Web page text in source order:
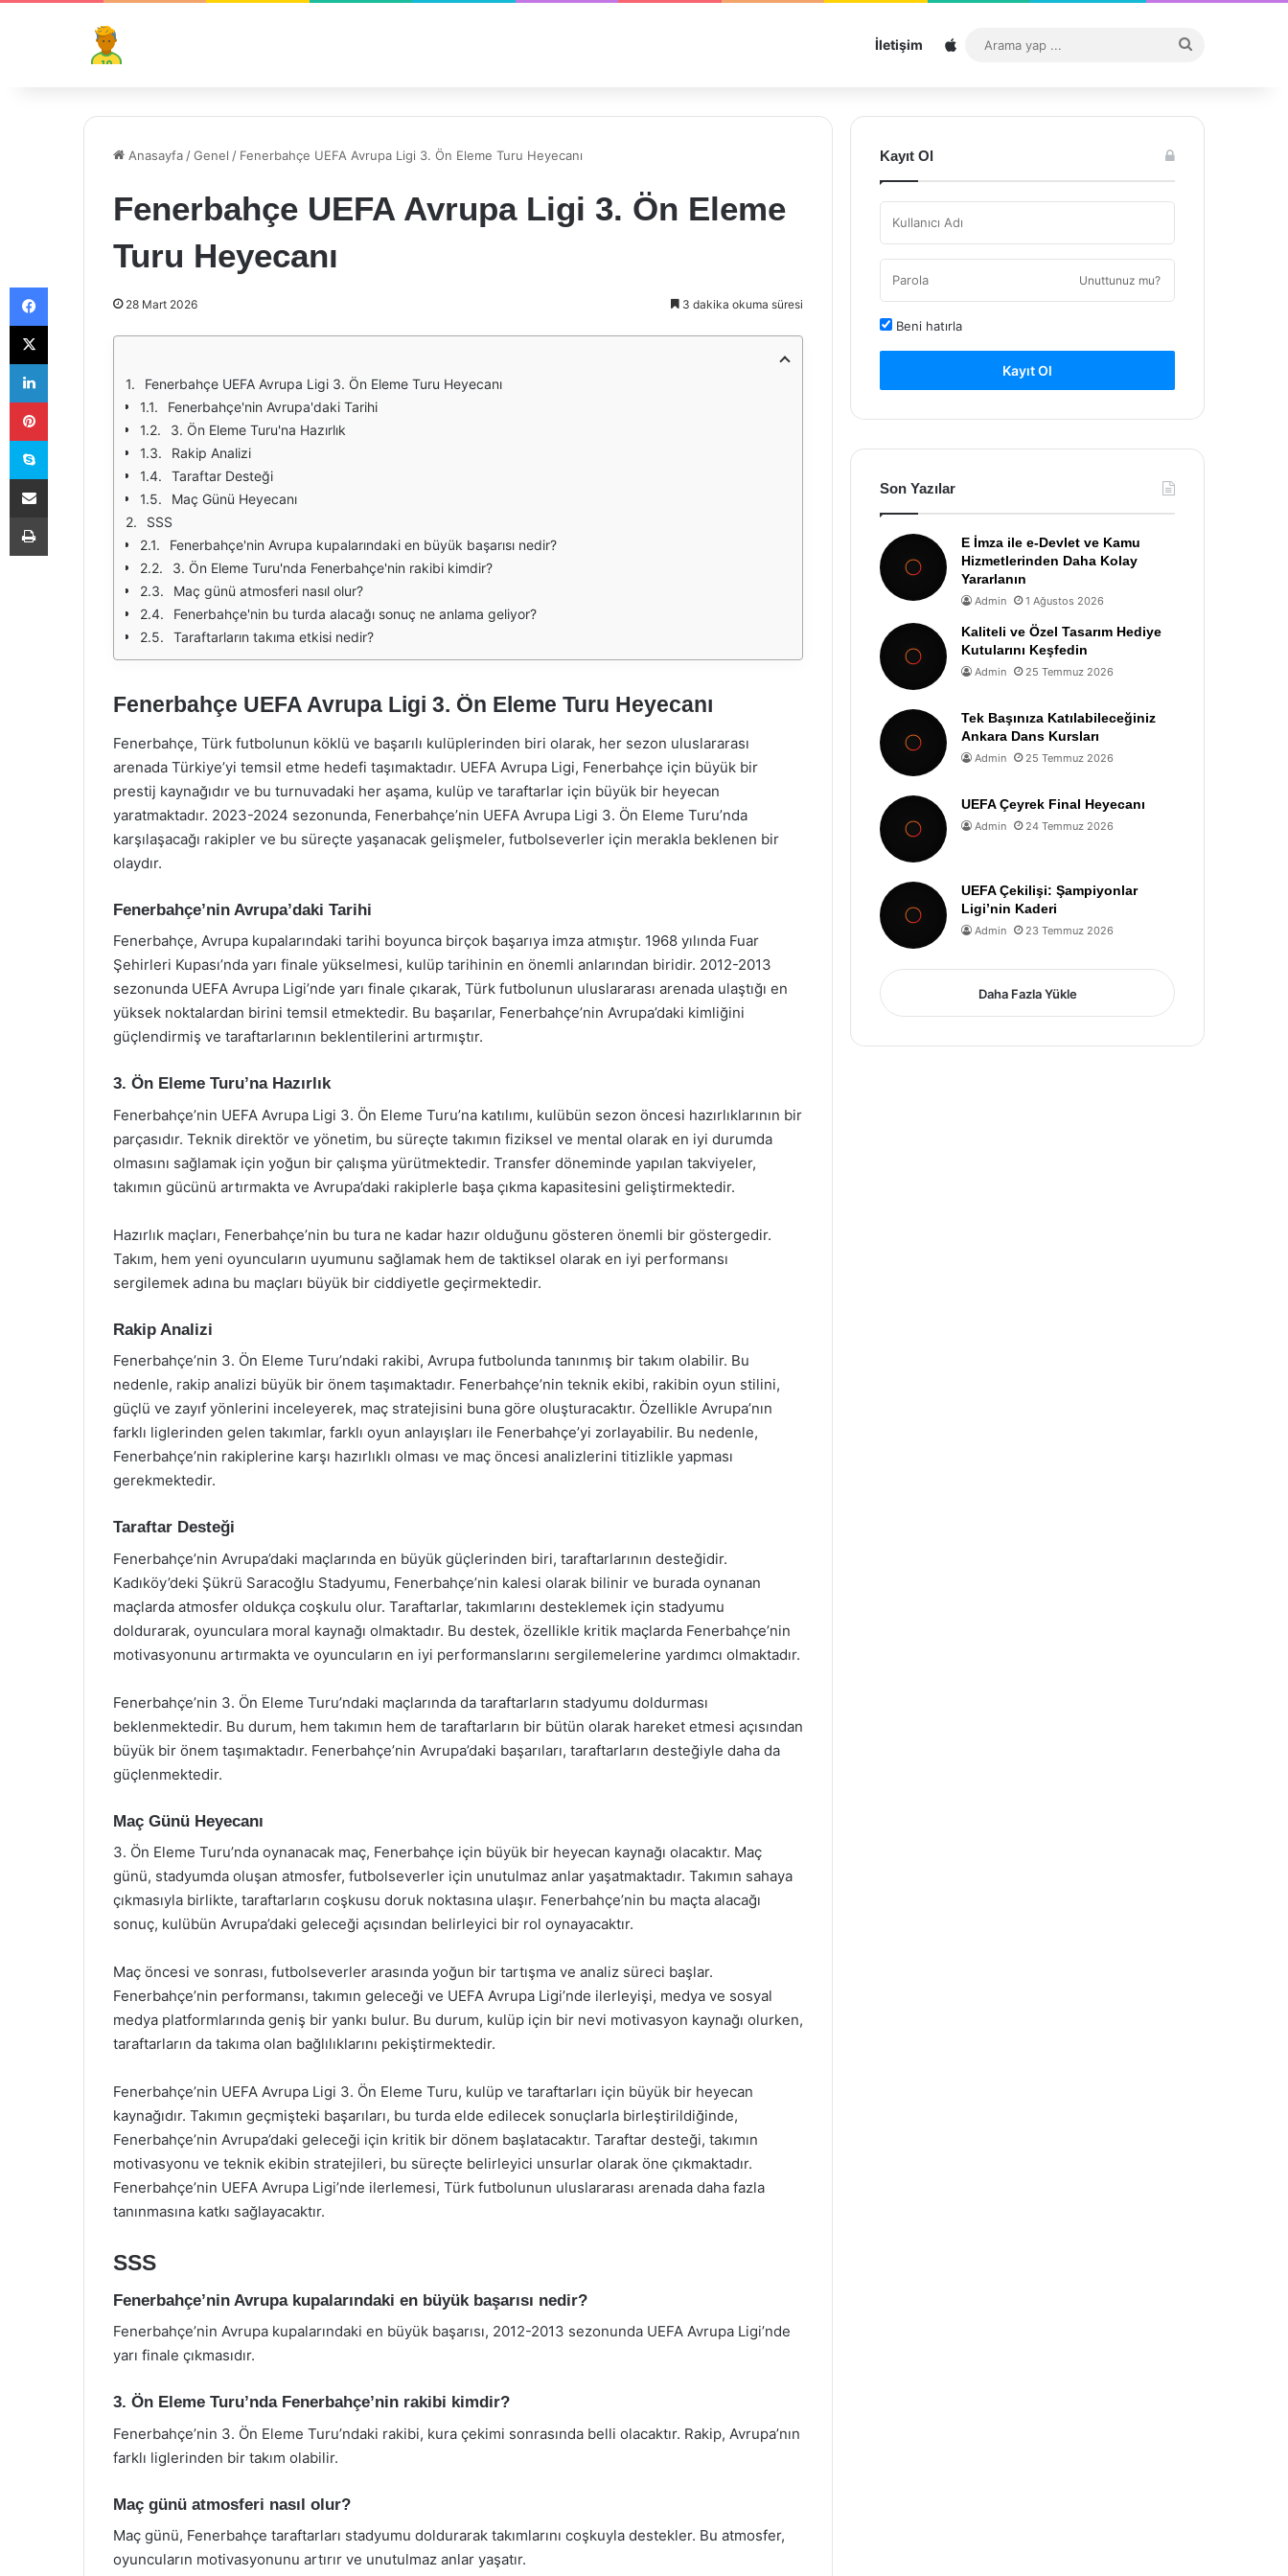
İletişim Sitemap
...
Anasayfa /Genel / Fenerbahçe UEFA Avrupa Ligi 3. Ön Eleme Turu Heyecanı
Fenerbahçe UEFA Avrupa Ligi 3. Ön Eleme
Turu Heyecanı
28 Mart 2026 3 dakika okuma süresi
Fenerbahçe UEFA Avrupa Ligi 3. Ön Eleme Turu Heyecanı
Fenerbahçe'nin Avrupa'daki Tarihi
3. Ön Eleme Turu'na Hazırlık
Rakip Analizi
Taraftar Desteği
Maç Günü Heyecanı
SSS
Fenerbahçe'nin Avrupa kupalarındaki en büyük başarısı nedir?
3. Ön Eleme Turu'nda Fenerbahçe'nin rakibi kimdir?
Maç günü atmosferi nasıl olur?
Fenerbahçe'nin bu turda alacağı sonuç ne anlama geliyor?
Taraftarların takıma etkisi nedir?
Fenerbahçe UEFA Avrupa Ligi 3. Ön Eleme Turu Heyecanı
Fenerbahçe, Türk futbolunun köklü ve başarılı kulüplerinden biri olarak, her sezon uluslararası
arenada Türkiye’yi temsil etme hedefi taşımaktadır. UEFA Avrupa Ligi, Fenerbahçe için büyük bir
prestij kaynağıdır ve bu turnuvadaki her aşama, kulüp ve taraftarlar için büyük bir heyecan
yaratmaktadır. 2023-2024 sezonunda, Fenerbahçe’nin UEFA Avrupa Ligi 3. Ön Eleme Turu’nda
karşılaşacağı rakipler ve bu süreçte yaşanacak gelişmeler, futbolseverler için merakla beklenen bir
olaydır.
Fenerbahçe’nin Avrupa’daki Tarihi
Fenerbahçe, Avrupa kupalarındaki tarihi boyunca birçok başarıya imza atmıştır. 1968 yılında Fuar
Şehirleri Kupası’nda yarı finale yükselmesi, kulüp tarihinin en önemli anlarından biridir. 2012-2013
sezonunda UEFA Avrupa Ligi’nde yarı finale çıkarak, Türk futbolunun uluslararası arenada ulaştığı en
yüksek noktalardan birini temsil etmektedir. Bu başarılar, Fenerbahçe’nin Avrupa’daki kimliğini
güçlendirmiş ve taraftarlarının beklentilerini artırmıştır.
3. Ön Eleme Turu’na Hazırlık
Fenerbahçe’nin UEFA Avrupa Ligi 3. Ön Eleme Turu’na katılımı, kulübün sezon öncesi hazırlıklarının bir
parçasıdır. Teknik direktör ve yönetim, bu süreçte takımın fiziksel ve mental olarak en iyi durumda
olmasını sağlamak için yoğun bir çalışma yürütmektedir. Transfer döneminde yapılan takviyeler,
takımın gücünü artırmakta ve Avrupa’daki rakiplerle başa çıkma kapasitesini geliştirmektedir.
Hazırlık maçları, Fenerbahçe’nin bu tura ne kadar hazır olduğunu gösteren önemli bir göstergedir.
Takım, hem yeni oyuncuların uyumunu sağlamak hem de taktiksel olarak en iyi performansı
sergilemek adına bu maçları büyük bir ciddiyetle geçirmektedir.
Rakip Analizi
Fenerbahçe’nin 3. Ön Eleme Turu’ndaki rakibi, Avrupa futbolunda tanınmış bir takım olabilir. Bu
nedenle, rakip analizi büyük bir önem taşımaktadır. Fenerbahçe’nin teknik ekibi, rakibin oyun stilini,
güçlü ve zayıf yönlerini inceleyerek, maç stratejisini buna göre oluşturacaktır. Özellikle Avrupa’nın
farklı liglerinden gelen takımlar, farklı oyun anlayışları ile Fenerbahçe’yi zorlayabilir. Bu nedenle,
Fenerbahçe’nin rakiplerine karşı hazırlıklı olması ve maç öncesi analizlerini titizlikle yapması
gerekmektedir.
Taraftar Desteği
Fenerbahçe’nin Avrupa’daki maçlarında en büyük güçlerinden biri, taraftarlarının desteğidir.
Kadıköy’deki Şükrü Saracoğlu Stadyumu, Fenerbahçe’nin kalesi olarak bilinir ve burada oynanan
maçlarda atmosfer oldukça coşkulu olur. Taraftarlar, takımlarını desteklemek için stadyumu
doldurarak, oyunculara moral kaynağı olmaktadır. Bu destek, özellikle kritik maçlarda Fenerbahçe’nin
motivasyonunu artırmakta ve oyuncuların en iyi performanslarını sergilemelerine yardımcı olmaktadır.
Fenerbahçe’nin 3. Ön Eleme Turu’ndaki maçlarında da taraftarların stadyumu doldurması
beklenmektedir. Bu durum, hem takımın hem de taraftarların bir bütün olarak hareket etmesi açısından
büyük bir önem taşımaktadır. Fenerbahçe’nin Avrupa’daki başarıları, taraftarların desteğiyle daha da
güçlenmektedir.
Maç Günü Heyecanı
3. Ön Eleme Turu’nda oynanacak maç, Fenerbahçe için büyük bir heyecan kaynağı olacaktır. Maç
günü, stadyumda oluşan atmosfer, futbolseverler için unutulmaz anlar yaşatmaktadır. Takımın sahaya
çıkmasıyla birlikte, taraftarların coşkusu doruk noktasına ulaşır. Fenerbahçe’nin bu maçta alacağı
sonuç, kulübün Avrupa’daki geleceği açısından belirleyici bir rol oynayacaktır.
Maç öncesi ve sonrası, futbolseverler arasında yoğun bir tartışma ve analiz süreci başlar.
Fenerbahçe’nin performansı, takımın geleceği ve UEFA Avrupa Ligi’nde ilerleyişi, medya ve sosyal
medya platformlarında geniş bir yankı bulur. Bu durum, kulüp için bir nevi motivasyon kaynağı olurken,
taraftarların da takıma olan bağlılıklarını pekiştirmektedir.
Fenerbahçe’nin UEFA Avrupa Ligi 3. Ön Eleme Turu, kulüp ve taraftarları için büyük bir heyecan
kaynağıdır. Takımın geçmişteki başarıları, bu turda elde edilecek sonuçlarla birleştirildiğinde,
Fenerbahçe’nin Avrupa’daki geleceği için kritik bir dönem başlatacaktır. Taraftar desteği, takımın
motivasyonu ve teknik ekibin stratejileri, bu süreçte belirleyici unsurlar olarak öne çıkmaktadır.
Fenerbahçe’nin UEFA Avrupa Ligi’nde ilerlemesi, Türk futbolunun uluslararası arenada daha fazla
tanınmasına katkı sağlayacaktır.
SSS
Fenerbahçe’nin Avrupa kupalarındaki en büyük başarısı nedir?
Fenerbahçe’nin Avrupa kupalarındaki en büyük başarısı, 2012-2013 sezonunda UEFA Avrupa Ligi’nde
yarı finale çıkmasıdır.
3. Ön Eleme Turu’nda Fenerbahçe’nin rakibi kimdir?
Fenerbahçe’nin 3. Ön Eleme Turu’ndaki rakibi, kura çekimi sonrasında belli olacaktır. Rakip, Avrupa’nın
farklı liglerinden bir takım olabilir.
Maç günü atmosferi nasıl olur?
Maç günü, Fenerbahçe taraftarları stadyumu doldurarak takımlarını coşkuyla destekler. Bu atmosfer,
oyuncuların motivasyonunu artırır ve unutulmaz anlar yaşatır.
Kayıt Ol
Unuttunuz mu?
Beni hatırla
Kayıt Ol
Son Yazılar
E İmza ile e-Devlet ve Kamu
Hizmetlerinden Daha Kolay
Yararlanın
Admin 1 Ağustos 2026
Kaliteli ve Özel Tasarım Hediye
Kutularını Keşfedin
Admin 25 Temmuz 2026
Tek Başınıza Katılabileceğiniz
Ankara Dans Kursları
Admin 25 Temmuz 2026
UEFA Çeyrek Final Heyecanı
Admin 24 Temmuz 2026
UEFA Çekilişi: Şampiyonlar
Ligi’nin Kaderi
Admin 23 Temmuz 2026
Daha Fazla Yükle
Facebook
X
LinkedIn
Pinterest
Skype
E-Posta ile paylaş